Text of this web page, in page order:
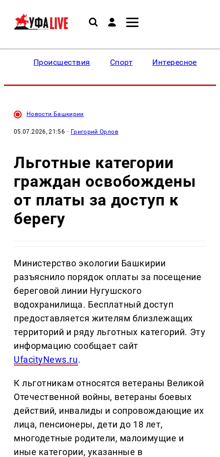
Происшествия Спорт Интересное
Новости Башкирии
05.07.2026, 21:56 · Григорий Орлов
Льготные категории
граждан освобождены
от платы за доступ к
берегу
Министерство экологии Башкирии
разъяснило порядок оплаты за посещение
береговой линии Нугушского
водохранилища. Бесплатный доступ
предоставляется жителям близлежащих
территорий и ряду льготных категорий. Эту
информацию сообщает сайт
UfacityNews.ru.
К льготникам относятся ветераны Великой
Отечественной войны, ветераны боевых
действий, инвалиды и сопровождающие их
лица, пенсионеры, дети до 18 лет,
многодетные родители, малоимущие и
иные категории, указанные в